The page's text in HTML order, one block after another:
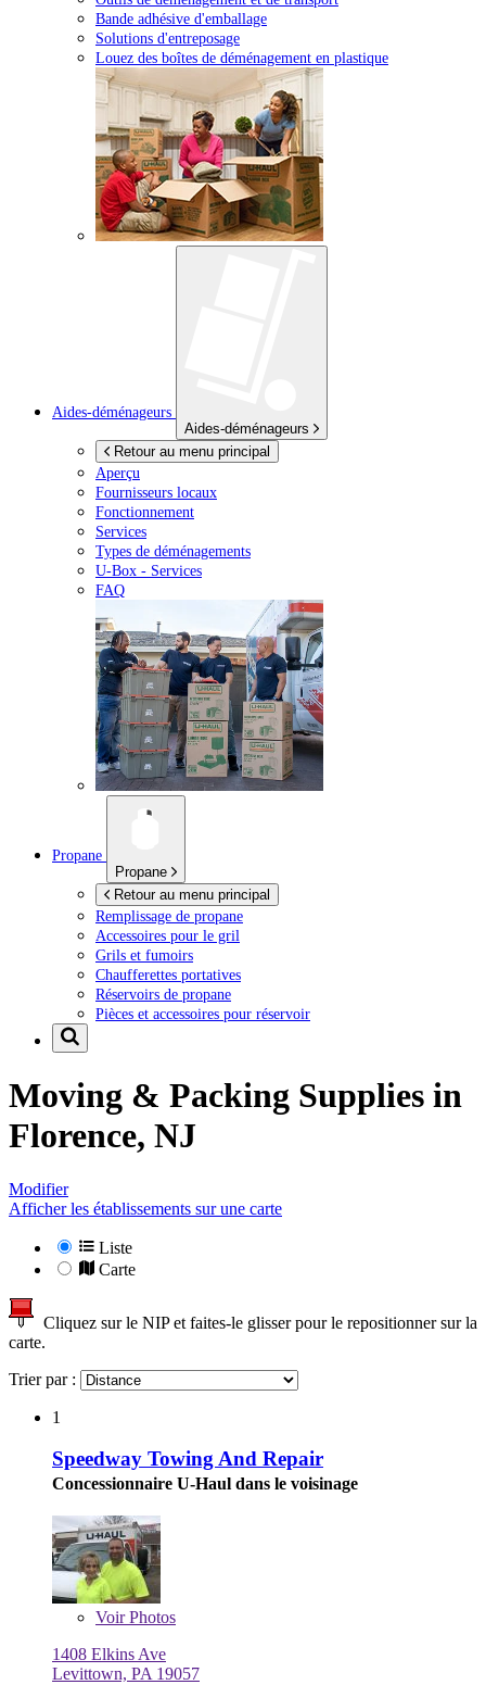
Bande adhésive d'emballage
Solutions d'entreposage
Louez des boîtes de déménagement en plastique
Aides-déménageurs
Aides-déménageurs
Retour au menu principal
Aperçu
Fournisseurs locaux
Fonctionnement
Services
Types de déménagements
U-Box - Services
FAQ
Propane
Propane
Retour au menu principal
Remplissage de propane
Accessoires pour le gril
Grils et fumoirs
Chaufferettes portatives
Réservoirs de propane
Pièces et accessoires pour réservoir
Moving & Packing Supplies in
Florence, NJ
Modifier
Afficher les établissements sur une carte
Liste
Carte
Cliquez sur le NIP et faites-le glisser pour le repositionner sur la
carte.
Trier par :
1
Speedway Towing And Repair
Concessionnaire U-Haul dans le voisinage
VoirPhotos
1408 Elkins Ave
Levittown, PA 19057